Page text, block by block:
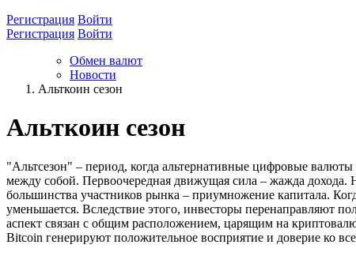
Регистрация Войти
Регистрация Войти
Обмен валют
Новости
Альткоин сезон
Альткоин сезон
"Альтсезон" – период, когда альтернативные цифровые
между собой. Первоочередная движущая сила – жажда дохода.
большинства участников рынка – приумножение капитала.
уменьшается. Вследствие этого, инвесторы перенаправляют
аспект связан с общим расположением, царящим на
Bitcoin генерируют положительное восприятие и доверие ко